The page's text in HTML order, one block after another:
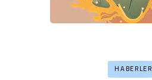
HABERLER